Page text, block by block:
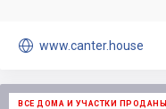
 www.canter.house
ВСЕ ДОМА И УЧАСТКИ ПРОДАНЫ